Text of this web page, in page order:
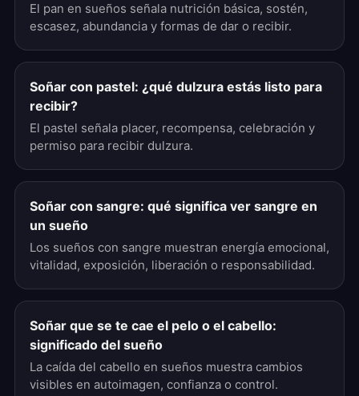
El pan en sueños señala nutrición básica, sostén,
escasez, abundancia y formas de dar o recibir.
Soñar con pastel: ¿qué dulzura estás listo para
recibir?
El pastel señala placer, recompensa, celebración y
permiso para recibir dulzura.
Soñar con sangre: qué significa ver sangre en
un sueño
Los sueños con sangre muestran energía emocional,
vitalidad, exposición, liberación o responsabilidad.
Soñar que se te cae el pelo o el cabello:
significado del sueño
La caída del cabello en sueños muestra cambios
visibles en autoimagen, confianza o control.